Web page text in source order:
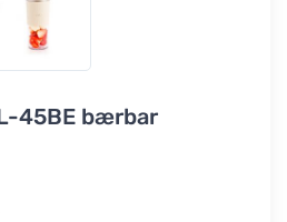
45BE bærbar